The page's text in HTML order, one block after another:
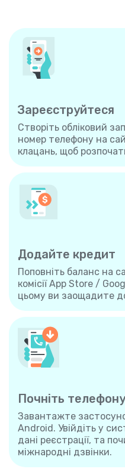
Зареєструйтеся
Створіть обліковий
номер телефону на
клацань, щоб
Додайте кредит
Поповніть баланс на
комісії App Store /
цьому ви заощадите
Почніть
Завантажте
Android. Увійдіть у
дані реєстрації, та
міжнародні дзвінки.